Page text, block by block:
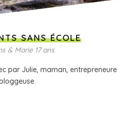
SANS ÉCOLE
& Marie 17 ans
par Julie, maman, entrepreneure